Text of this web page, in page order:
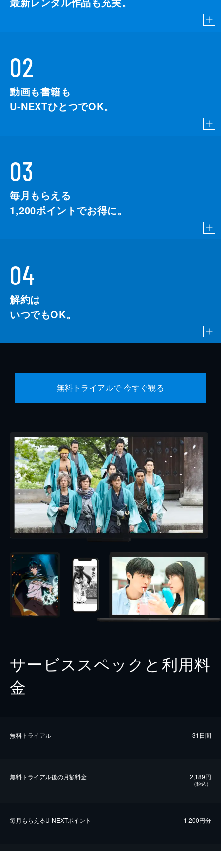
02
動画も書籍も
U-NEXTひとつでOK。
03
毎月もらえる
1,200ポイントでお得に。
04
解約は
いつでもOK。
無料トライアルで 今すぐ観る
サービススペックと利用料
金
無料トライアル 31日間
無料トライアル後の⽉額料金 2,189円
（税込）
毎⽉もらえるU-NEXTポイント 1,200円分